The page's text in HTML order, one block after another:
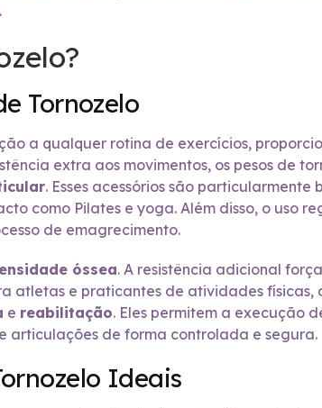
Tornozelo
a qualquer rotina de exercícios,
extra aos movimentos, os pesos de
. Esses acessórios são
como Pilates e yoga. Além disso, o uso
de emagrecimento.
óssea. A resistência adicional
atletas e praticantes de atividades físicas,
e reabilitação. Eles permitem a execução
articulações de forma controlada e segura.
Ideais